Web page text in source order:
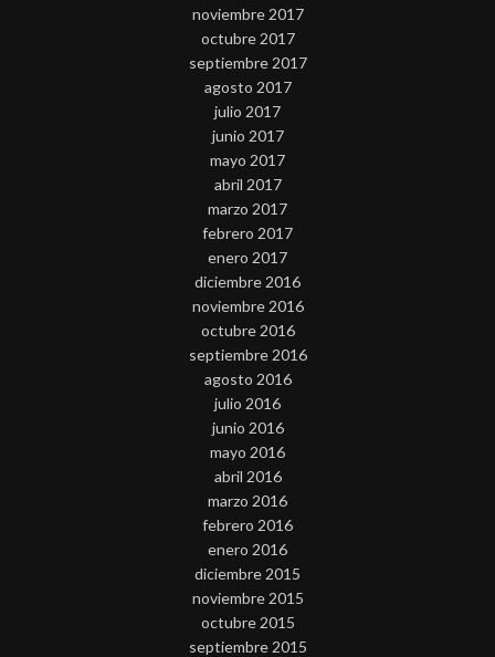
noviembre 2017
octubre 2017
septiembre 2017
agosto 2017
julio 2017
junio 2017
mayo 2017
abril 2017
marzo 2017
febrero 2017
enero 2017
diciembre 2016
noviembre 2016
octubre 2016
septiembre 2016
agosto 2016
julio 2016
junio 2016
mayo 2016
abril 2016
marzo 2016
febrero 2016
enero 2016
diciembre 2015
noviembre 2015
octubre 2015
septiembre 2015